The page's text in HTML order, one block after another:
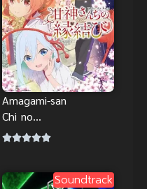
Amagami-san
Chi no
Enmusubi
Soundtrack